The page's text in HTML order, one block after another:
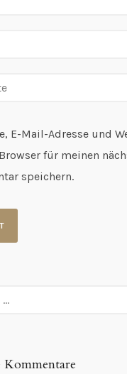
E-Mail-Adresse und
für meinen
speichern.
Kommentare